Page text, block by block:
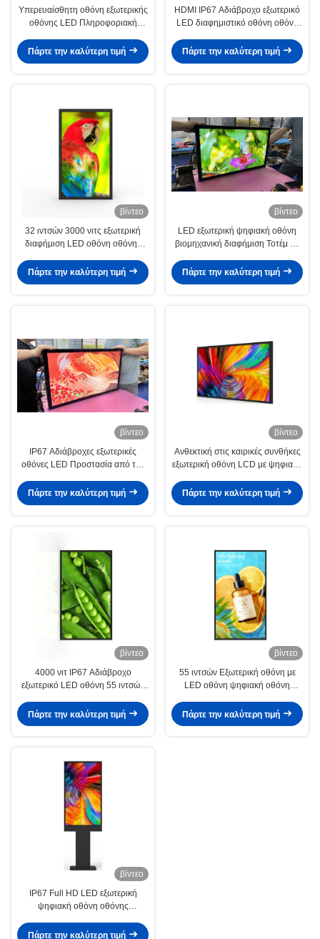
Υπερευαίσθητη οθόνη εξωτερικής
οθόνης LED Πληροφοριακή
Πάρτε την καλύτερη τιμή
HDMI IP67 Αδιάβροχο εξωτερικό
LED διαφημιστικό οθόνη οθόνη
υπεριώδη ακτινοβολία τοίχος
Πάρτε την καλύτερη τιμή
βίντεο
32 ιντσών 3000 νιτς εξωτερική
διαφήμιση LED οθόνη οθόνης
Πάρτε την καλύτερη τιμή
βίντεο
LED εξωτερική ψηφιακή οθόνη
βιομηχανική διαφήμιση Τοτέμ 32
Πάρτε την καλύτερη τιμή
βίντεο
IP67 Αδιάβροχες εξωτερικές
οθόνες LED Προστασία από την
Αριθμός 100V-240V
Πάρτε την καλύτερη τιμή
βίντεο
Ανθεκτική στις καιρικές συνθήκες
εξωτερική οθόνη LCD με ψηφιακή
Πάρτε την καλύτερη τιμή
βίντεο
4000 νιτ IP67 Αδιάβροχο
εξωτερικό LED οθόνη 55 ιντσών
Πάρτε την καλύτερη τιμή
βίντεο
55 ιντσών Εξωτερική οθόνη με
LED οθόνη ψηφιακή οθόνη
Πάρτε την καλύτερη τιμή
βίντεο
IP67 Full HD LED εξωτερική
ψηφιακή οθόνη οθόνης
Πάρτε την καλύτερη τιμή